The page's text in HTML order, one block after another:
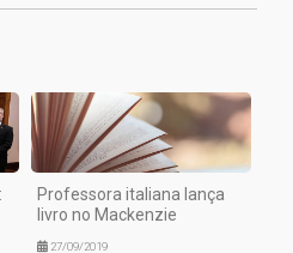
Professora italiana lança
livro no Mackenzie
27/09/2019